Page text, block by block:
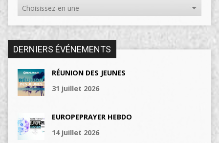
DERNIERS ÉVÉNEMENTS
RÉUNION DES JEUNES
31 juillet 2026
EUROPEPRAYER HEBDO
14 juillet 2026